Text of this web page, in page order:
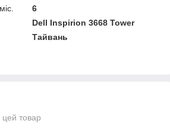
6
Dell Inspirion 3668 Tower
Тайвань
цей товар